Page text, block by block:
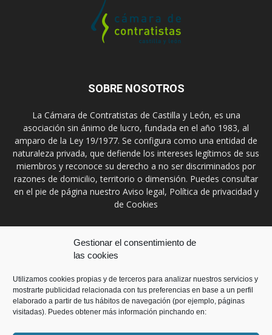
Gestionar el consentimiento de
las cookies
Utilizamos cookies propias y de terceros para analizar nuestros servicios y
mostrarte publicidad relacionada con tus preferencias en base a un perfil
elaborado a partir de tus hábitos de navegación (por ejemplo, páginas
visitadas). Puedes obtener más información pinchando en:
SOBRE NOSOTROS
La Cámara de Contratistas de Castilla y León, es una
asociación sin ánimo de lucro, fundada en el año 1983, al
amparo de la Ley 19/1977. Se configura como una entidad de
naturaleza privada, que defiende los intereses legítimos de sus
miembros y reconoce su derecho a no ser discriminados por
razones de domicilio, territorio o dimensión. Puedes consultar
en el pie de página nuestro Aviso legal, Política de privacidad y
de Cookies
Contáctanos:prensa@ccontratistascyl.es
SÍGUENOS